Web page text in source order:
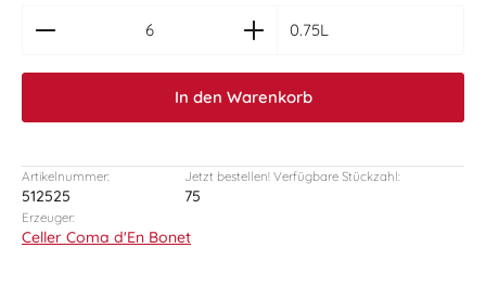
0.75L
In den Warenkorb
Artikelnummer:
512525
Jetzt bestellen! Verfügbare Stückzahl:
75
Erzeuger:
Celler Coma d'En Bonet